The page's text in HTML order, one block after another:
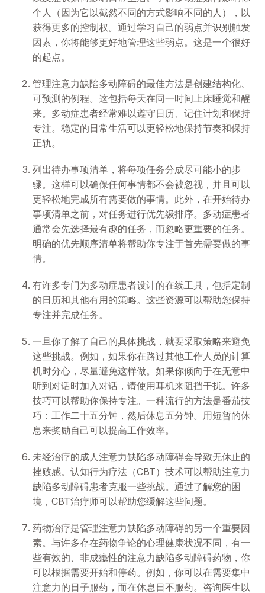
个人（因为它以截然不同的方式影响不同的人），以
获得更多的控制权。通过学习自己的弱点并识别触发
因素，你将能够更好地管理这些弱点。这是一个很好
的起点。
管理注意力缺陷多动障碍的最佳方法是创建结构化、
可预测的例程。这包括每天在同一时间上床睡觉和醒
来。多动症患者经常难以遵守日历、记住计划和保持
专注。稳定的日常生活可以更轻松地保持节奏和保持
正轨。
列出待办事项清单，将每项任务分成尽可能小的步
骤。这样可以确保任何事情都不会被忽视，并且可以
更轻松地完成所有需要做的事情。此外，在开始待办
事项清单之前，对任务进行优先级排序。多动症患者
通常会先选择最有趣的任务，而忽略更重要的任务。
明确的优先顺序清单将帮助你专注于首先需要做的事
情。
有许多专门为多动症患者设计的在线工具，包括定制
的日历和其他有用的策略。这些资源可以帮助您保持
专注并完成任务。
一旦你了解了自己的具体挑战，就要采取策略来避免
这些挑战。例如，如果你在路过其他工作人员的计算
机时分心，尽量避免这样做。如果你倾向于在无意中
听到对话时加入对话，请使用耳机来阻挡干扰。许多
技巧可以帮助你保持专注。一种流行的方法是番茄技
巧：工作二十五分钟，然后休息五分钟。用短暂的休
息来奖励自己可以提高工作效率。
未经治疗的成人注意力缺陷多动障碍会导致无休止的
挫败感。认知行为疗法（CBT）技术可以帮助注意力
缺陷多动障碍患者克服一些挑战。通过了解您的困
境，CBT治疗师可以帮助您缓解这些问题。
药物治疗是管理注意力缺陷多动障碍的另一个重要因
素。与许多存在药物争论的心理健康状况不同，有一
些有效的、非成瘾性的注意力缺陷多动障碍药物，你
可以根据需要开始和停药。例如，你可以在需要集中
注意力的日子服药，而在休息日不服药。咨询医生以